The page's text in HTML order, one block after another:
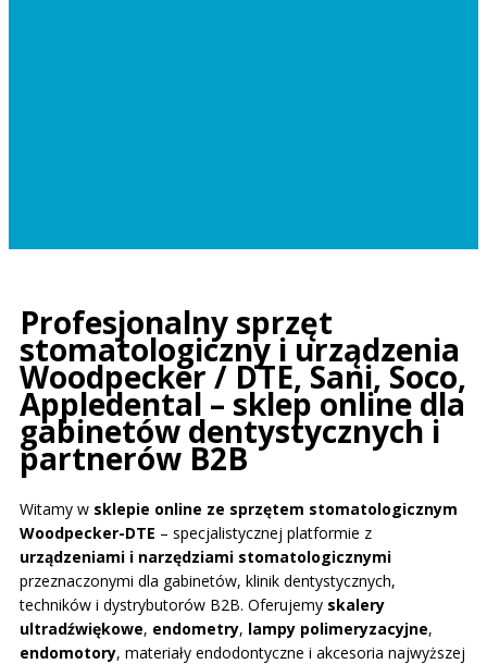
Profesjonalny sprzęt
stomatologiczny i urządzenia
Woodpecker / DTE, Sani, Soco,
Appledental – sklep online dla
gabinetów dentystycznych i
partnerów B2B
Witamy w sklepie online ze sprzętem stomatologicznym
Woodpecker-DTE – specjalistycznej platformie z
urządzeniami i narzędziami stomatologicznymi
przeznaczonymi dla gabinetów, klinik dentystycznych,
techników i dystrybutorów B2B. Oferujemy skalery
ultradźwiękowe, endometry, lampy polimeryzacyjne,
endomotory, materiały endodontyczne i akcesoria najwyższej